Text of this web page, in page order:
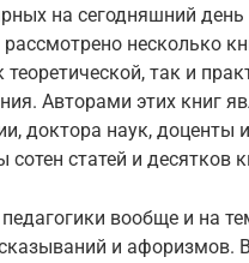
на сегодняшний день
несколько
так и
Авторами этих книг
доктора наук,
статей и десятков
педагогики вообще и на
и афоризмов.